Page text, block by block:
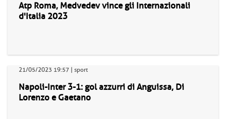
Atp Roma, Medvedev vince gli Internazionali
d'Italia 2023
21/05/2023 19:57 | sport
Napoli-Inter 3-1: gol azzurri di Anguissa, Di
Lorenzo e Gaetano